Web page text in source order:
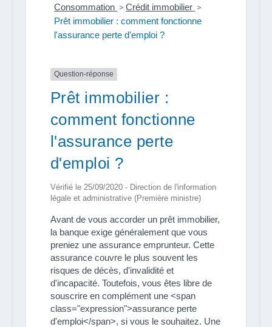
Consommation > Crédit immobilier >
Prêt immobilier : comment fonctionne
l'assurance perte d'emploi ?
Question-réponse
Prêt immobilier :
comment fonctionne
l'assurance perte
d'emploi ?
Vérifié le 25/09/2020 - Direction de l'information
légale et administrative (Première ministre)
Avant de vous accorder un prêt immobilier,
la banque exige généralement que vous
preniez une assurance emprunteur. Cette
assurance couvre le plus souvent les
risques de décès, d'invalidité et
d'incapacité. Toutefois, vous êtes libre de
souscrire en complément une <span
class="expression">assurance perte
d'emploi</span>, si vous le souhaitez. Une